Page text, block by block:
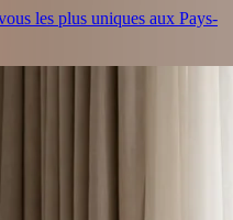
les plus uniques aux Pays-